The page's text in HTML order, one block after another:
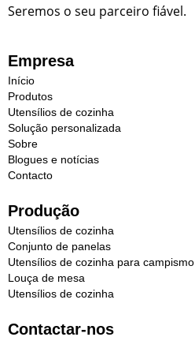
Seremos o seu parceiro fiável.
Empresa
Início
Produtos
Utensílios de cozinha
Solução personalizada
Sobre
Blogues e notícias
Contacto
Produção
Utensílios de cozinha
Conjunto de panelas
Utensílios de cozinha para campismo
Louça de mesa
Utensílios de cozinha
Contactar-nos